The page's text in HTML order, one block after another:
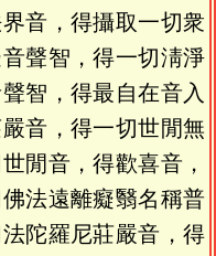
音，得攝取一切衆
聲智，得一切淸淨
智，得最自在音入
音，得一切世閒無
閒音，得歡喜音，
法遠離癡翳名稱普
陀羅尼莊嚴音，得